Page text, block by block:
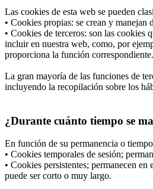
Las cookies de esta web se pueden
• Cookies propias: se crean y
• Cookies de terceros: son las cookies
incluir en nuestra web, como, por
proporciona la función correspondiente.
La gran mayoría de las funciones de
incluyendo la recopilación sobre los
¿Durante cuánto tiempo se
En función de su permanencia o
• Cookies temporales de sesión;
• Cookies persistentes; permanecen
puede ser corto o muy largo.